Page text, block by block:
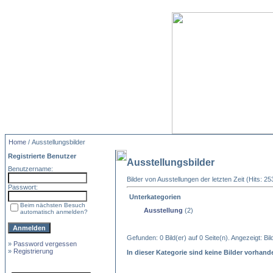
Home / Ausstellungsbilder
Registrierte Benutzer
Benutzername:
Passwort:
Beim nächsten Besuch
automatisch anmelden?
» Password vergessen
» Registrierung
Ausstellungsbilder
Bilder von Ausstellungen der letzten Zeit (Hits:
Unterkategorien
Ausstellung (2)
Gefunden: 0 Bild(er) auf 0 Seite(n). Angezeigt:
In dieser Kategorie sind keine Bilder